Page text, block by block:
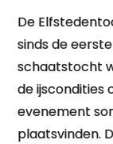
De
sinds de
schaatstocht
de ijscondities
evenement
plaatsvinden.